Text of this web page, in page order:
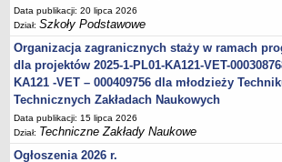
Data publikacji: 20 lipca 2026
Dział:Szkoły Podstawowe
Organizacja zagranicznych staży w ramach
dla projektów 2025-1-PL01-KA121-VET-
KA121 -VET – 000409756 dla młodzieży
Technicznych Zakładach Naukowych
Data publikacji: 15 lipca 2026
Dział: Techniczne Zakłady Naukowe
Ogłoszenia 2026 r.